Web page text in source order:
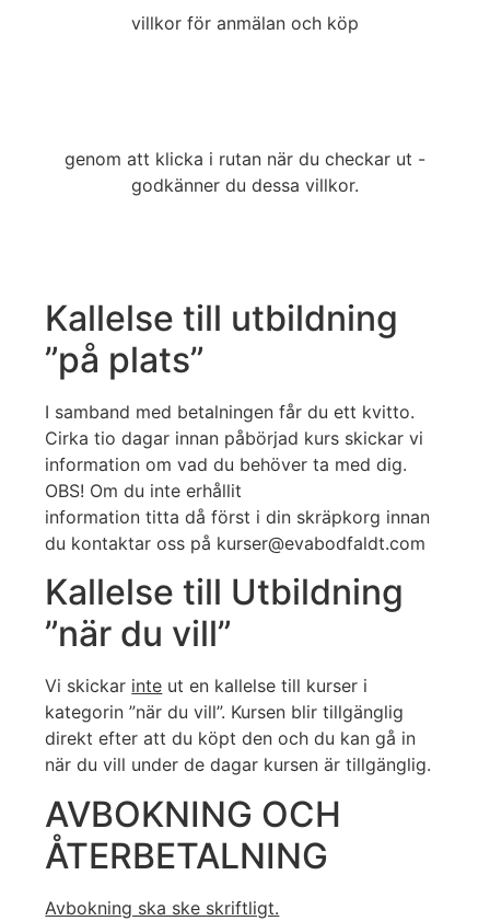
villkor för anmälan och köp
genom att klicka i rutan när du checkar ut -
godkänner du dessa villkor.
Kallelse till utbildning
”på plats”
I samband med betalningen får du ett kvitto.
Cirka tio dagar innan påbörjad kurs skickar vi
information om vad du behöver ta med dig.
OBS! Om du inte erhållit
information titta då först i din skräpkorg innan
du kontaktar oss på kurser@evabodfaldt.com
Kallelse till Utbildning
”när du vill”
Vi skickar inte ut en kallelse till kurser i
kategorin ”när du vill”. Kursen blir tillgänglig
direkt efter att du köpt den och du kan gå in
när du vill under de dagar kursen är tillgänglig.
AVBOKNING OCH
ÅTERBETALNING
Avbokning ska ske skriftligt.